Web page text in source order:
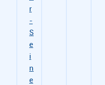
r
-
S
e
i
n
e